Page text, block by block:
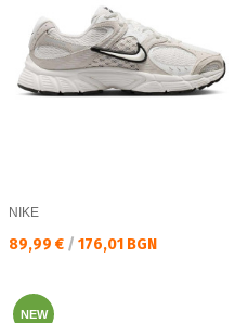
NIKE
Текуща цена:
89,99 € / 176,01 BGN
NEW